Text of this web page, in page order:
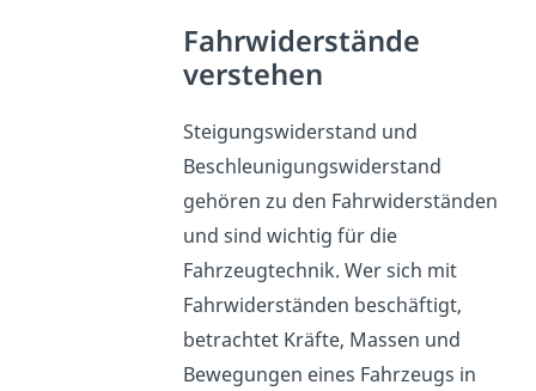
Fahrwiderstände
verstehen
Steigungswiderstand und
Beschleunigungswiderstand
gehören zu den Fahrwiderständen
und sind wichtig für die
Fahrzeugtechnik. Wer sich mit
Fahrwiderständen beschäftigt,
betrachtet Kräfte, Massen und
Bewegungen eines Fahrzeugs in